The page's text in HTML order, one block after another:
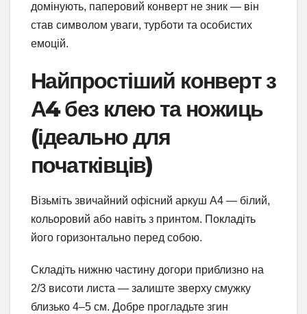
домінують, паперовий конверт не зник — він
став символом уваги, турботи та особистих
емоцій.
Найпростіший конверт з
А4 без клею та ножиць
(ідеально для
початківців)
Візьміть звичайний офісний аркуш А4 — білий,
кольоровий або навіть з принтом. Покладіть
його горизонтально перед собою.
Складіть нижню частину догори приблизно на
2/3 висоти листа — залиште зверху смужку
близько 4–5 см. Добре прогладьте згин